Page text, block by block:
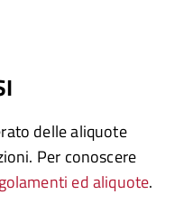
delle aliquote
Per conoscere
ed aliquote.